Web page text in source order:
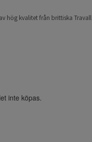
hög kvalitet från brittiska Travall
inte köpas.